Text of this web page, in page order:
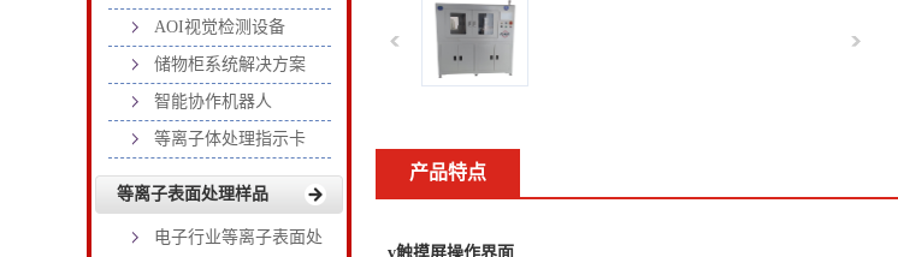
产品特点
v触摸屏操作界面
AOI视觉检测设备
储物柜系统解决方案
智能协作机器人
等离子体处理指示卡
等离子表面处理样品
电子行业等离子表面处